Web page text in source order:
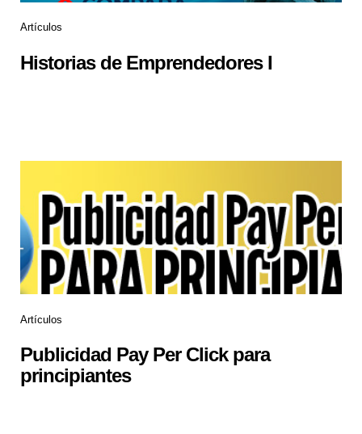
Artículos
Historias de Emprendedores I
Artículos
Publicidad Pay Per Click para
principiantes